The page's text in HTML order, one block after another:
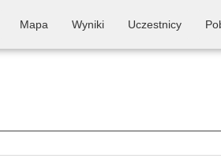
Mapa Wyniki Uczestnicy